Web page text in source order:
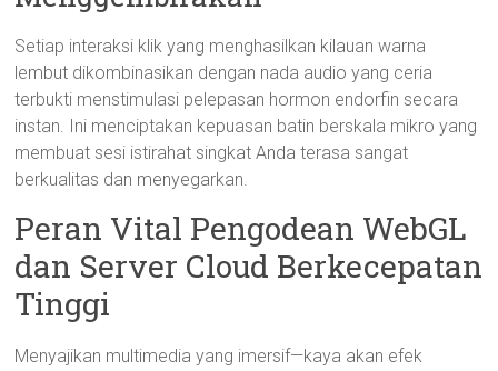
Setiap interaksi klik yang menghasilkan kilauan warna
lembut dikombinasikan dengan nada audio yang ceria
terbukti menstimulasi pelepasan hormon endorfin secara
instan. Ini menciptakan kepuasan batin berskala mikro yang
membuat sesi istirahat singkat Anda terasa sangat
berkualitas dan menyegarkan.
Peran Vital Pengodean WebGL
dan Server Cloud Berkecepatan
Tinggi
Menyajikan multimedia yang imersif—kaya akan efek